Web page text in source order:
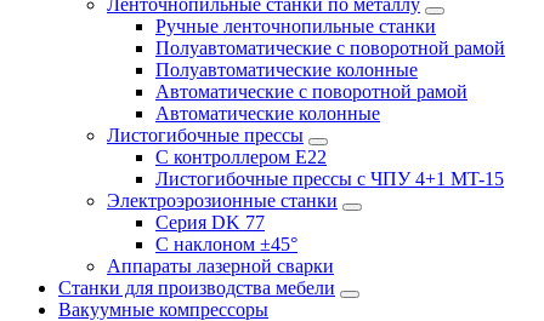
Ручные ленточнопильные станки
Полуавтоматические с поворотной рамой
Полуавтоматические колонные
Автоматические с поворотной рамой
Автоматические колонные
Листогибочные прессы
С контроллером E22
Листогибочные прессы с ЧПУ 4+1 MT-15
Электроэрозионные станки
Серия DK 77
С наклоном ±45°
Аппараты лазерной сварки
Станки для производства мебели
Вакуумные компрессоры